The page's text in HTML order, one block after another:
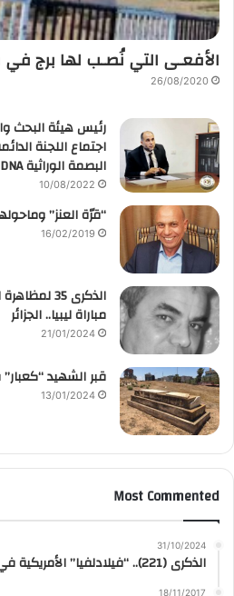
الأفعـى التي نُصـب لها برج في
26/08/2020
رئيس هيئة البحث
اجتماع اللجنة
البصمة الوراثية DNA
10/08/2022
“قرّة العنز”
16/02/2019
الذكرى 35
مباراة ليبيا.. الجزائر
21/01/2024
قبر الشهيد
13/01/2024
Most Commented
31/10/2024
الذكرى (221).. “فيلادلفيا” الأمريكية في أسر البحارة الطرابلسيين
18/11/2017